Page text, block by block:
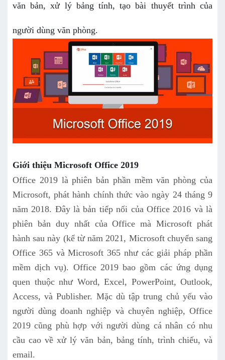
văn bản, xử lý bảng tính, tạo bài thuyết trình của
người dùng văn phòng.
Giới thiệu Microsoft Office 2019
Office 2019 là phiên bản phần mềm văn phòng của
Microsoft, phát hành chính thức vào ngày 24 tháng 9
năm 2018. Đây là bản tiếp nối của Office 2016 và là
phiên bản duy nhất của Office mà Microsoft phát
hành sau này (kể từ năm 2021, Microsoft chuyển sang
Office 365 và Microsoft 365 như các giải pháp phần
mềm dịch vụ). Office 2019 bao gồm các ứng dụng
quen thuộc như Word, Excel, PowerPoint, Outlook,
Access, và Publisher. Mặc dù tập trung chủ yếu vào
người dùng doanh nghiệp và chuyên nghiệp, Office
2019 cũng phù hợp với người dùng cá nhân có nhu
cầu cao về xử lý văn bản, bảng tính, trình chiếu, và
email.